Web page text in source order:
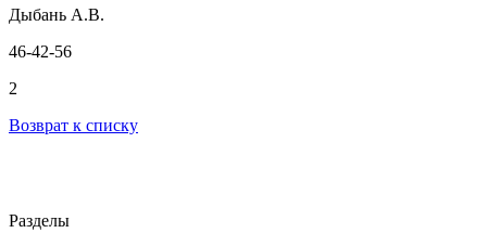
Дыбань А.В.
46-42-56
2
Возврат к списку
Разделы